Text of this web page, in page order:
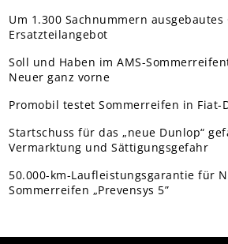
Um 1.300 Sachnummern ausgebautes
Ersatzteilangebot
Soll und Haben im AMS-
Neuer ganz vorne
Promobil testet Sommerreifen in Fiat-
Startschuss für das „neue Dunlop“
Vermarktung und Sättigungsgefahr
50.000-km-Laufleistungsgarantie für
Sommerreifen „Prevensys 5”